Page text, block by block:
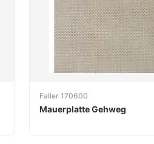
Faller 170600
Mauerplatte Gehweg